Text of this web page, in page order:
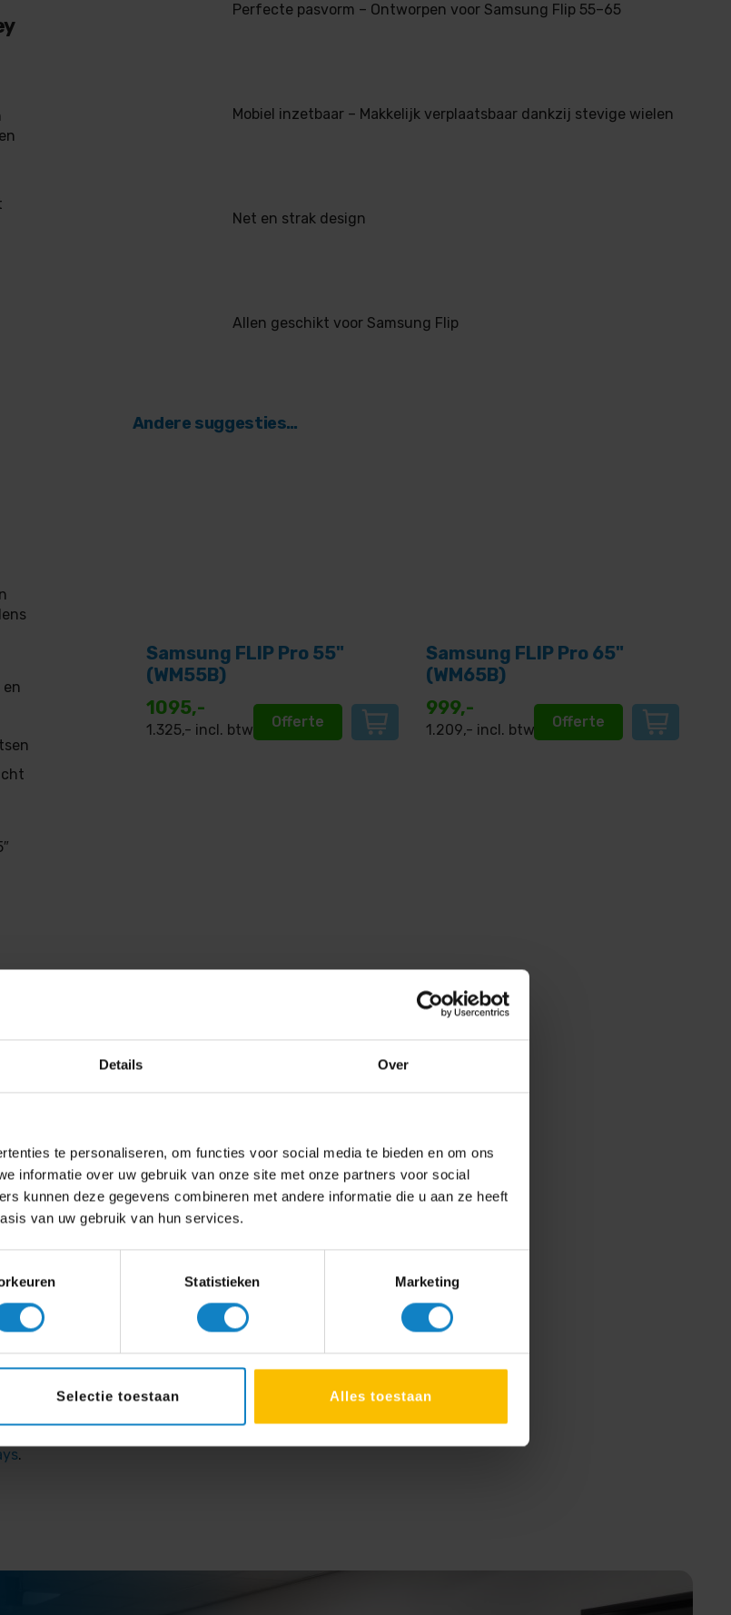
Details Over
te personaliseren, om functies voor social media te bieden en om ons
informatie over uw gebruik van onze site met onze partners voor social
kunnen deze gegevens combineren met andere informatie die u aan ze heeft
van uw gebruik van hun services.
Statistieken Marketing
Selectie toestaan Alles toestaan
en
.
Perfecte pasvorm – Ontworpen voor Samsung Flip 55–65
Mobiel inzetbaar – Makkelijk verplaatsbaar dankzij stevige wielen
Net en strak design
Allen geschikt voor Samsung Flip
Andere suggesties…
Samsung FLIP Pro 55"
(WM55B)
1095,-
1.325,- incl. btw Offerte
Samsung FLIP Pro 65"
(WM65B)
999,-
1.209,- incl. btw Offerte